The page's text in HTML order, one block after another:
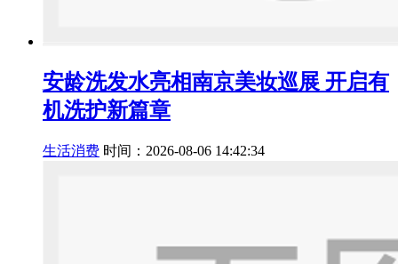
安龄洗发水亮相南京美妆巡展 开启有
机洗护新篇章
生活消费 时间：2026-08-06 14:42:34